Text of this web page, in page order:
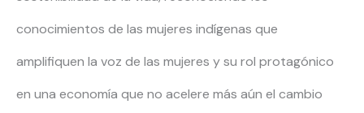
conocimientos de las mujeres indígenas que
amplifiquen la voz de las mujeres y su rol protagónico
en una economía que no acelere más aún el cambio